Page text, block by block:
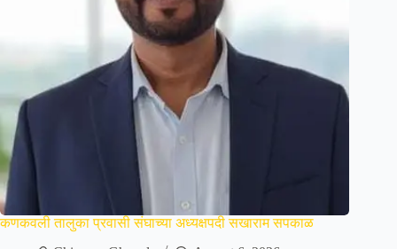
कणकवली तालुका प्रवासी संघाच्या अध्यक्षपदी सखाराम सपकाळ